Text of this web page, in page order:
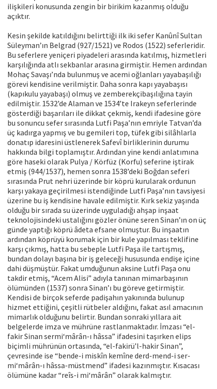
ilişkileri konusunda zengin bir birikim kazanmış olduğu
açıktır.
Kesin şekilde katıldığını belirttiği ilk iki sefer Kanûnî Sultan
Süleyman’ın Belgrad (927/1521) ve Rodos (1522) seferleridir.
Bu seferlere yeniçeri piyadeleri arasında katılmış, hizmetleri
karşılığında atlı sekbanlar arasına girmiştir. Hemen ardından
Mohaç Savaşı’nda bulunmuş ve acemi oğlanları yayabaşılığı
görevi kendisine verilmiştir. Daha sonra kapı yayabaşısı
(kapıkulu yayabaşı) olmuş ve zemberekçibaşılığına tayin
edilmiştir. 1532’de Alaman ve 1534’te Irakeyn seferlerinde
gösterdiği başarıları ile dikkat çekmiş, kendi ifadesine göre
bu sonuncu sefer sırasında Lutfi Paşa’nın emriyle Tatvan’da
üç kadırga yapmış ve bu gemileri top, tüfek gibi silâhlarla
donatıp idaresini üstlenerek Safevî birliklerinin durumu
hakkında bilgi toplamıştır. Ardından yine kendi anlatımına
göre haseki olarak Pulya / Körfüz (Korfu) seferine iştirak
etmiş (944/1537), hemen sonra 1538’deki Boğdan seferi
sırasında Prut nehri üzerinde bir köprü kurularak ordunun
karşı yakaya geçirilmesi istendiğinde Lutfi Paşa’nın tavsiyesi
üzerine bu iş kendisine havale edilmiştir. Kırk sekiz yaşında
olduğu bir sırada su üzerinde uyguladığı ahşap inşaat
teknolojisindeki ustalığını gözler önüne seren Sinan’ın on üç
günde yaptığı köprü âdeta efsane olmuştur. Bu inşaatın
ardından köprüyü korumak için bir kule yapılması teklifine
karşı çıkmış, hatta bu sebeple Lutfi Paşa ile tartışmış,
bundan dolayı başına bir iş geleceği hususunda endişe içine
dahi düşmüştür. Fakat umduğunun aksine Lutfi Paşa onu
takdir etmiş, “Acem Alisi” adıyla tanınan mimarbaşının
ölümünden (1537) sonra Sinan’ı bu göreve getirmiştir.
Kendisi de birçok seferde padişahın yakınında bulunup
hizmet ettiğini, çeşitli rütbeler aldığını, fakat asıl amacının
mimarlık olduğunu belirtir. Bundan sonraki yıllara ait
belgelerde imza ve mührüne rastlanmaktadır. İmzası “el-
fakir Sinan sermi‘mârân-ı hâssa” ifadesini taşırken elips
biçimli mührünün ortasında, “el-fakirü’l-hakir Sinan”,
çevresinde ise “bende-i miskîn kemîne derd-mend-i ser-
mi‘mârân-ı hâssa-müstmend” ifadesi kazınmıştır. Kısacası
ölümüne kadar “reîs-i mi‘mârân” olarak kalmıştır.